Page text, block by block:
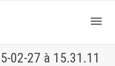
02-27 à 15.31.11